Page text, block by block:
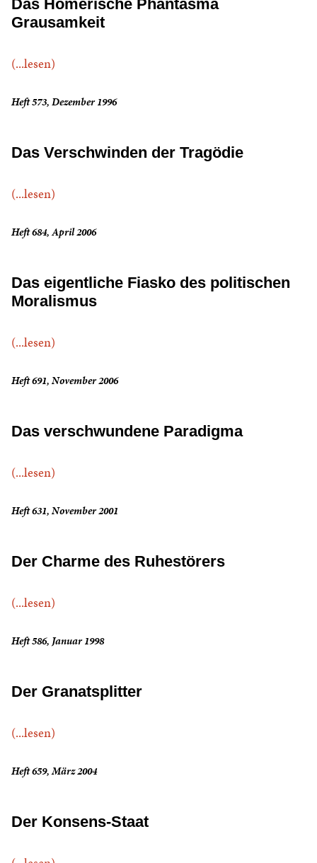
Das Homerische Phantasma
Grausamkeit
(...lesen)
Heft 573, Dezember 1996
Das Verschwinden der Tragödie
(...lesen)
Heft 684, April 2006
Das eigentliche Fiasko des politischen
Moralismus
(...lesen)
Heft 691, November 2006
Das verschwundene Paradigma
(...lesen)
Heft 631, November 2001
Der Charme des Ruhestörers
(...lesen)
Heft 586, Januar 1998
Der Granatsplitter
(...lesen)
Heft 659, März 2004
Der Konsens-Staat